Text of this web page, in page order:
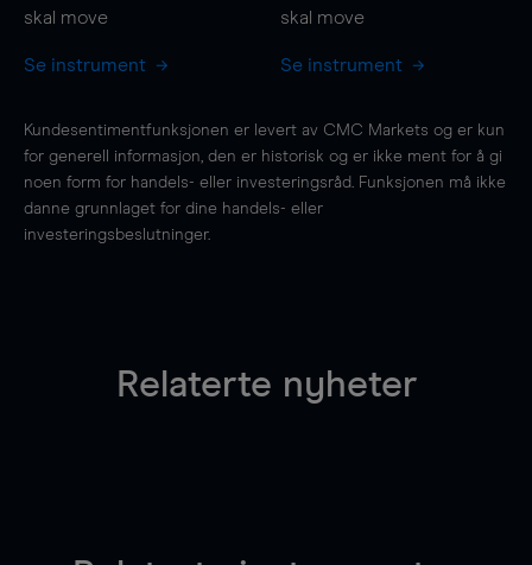
skal move
Se instrument
skal move
Se instrument
Kundesentimentfunksjonen er levert av CMC Markets og er kun
for generell informasjon, den er historisk og er ikke ment for å gi
noen form for handels- eller investeringsråd. Funksjonen må ikke
danne grunnlaget for dine handels- eller
investeringsbeslutninger.
Relaterte nyheter